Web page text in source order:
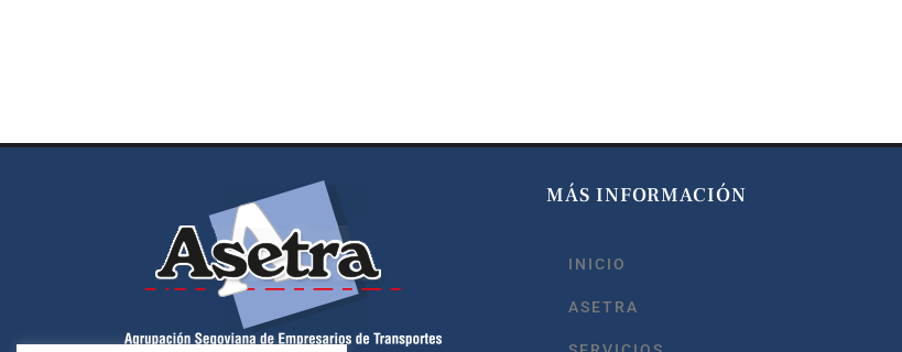
MÁS INFORMACIÓN
INICIO
ASETRA